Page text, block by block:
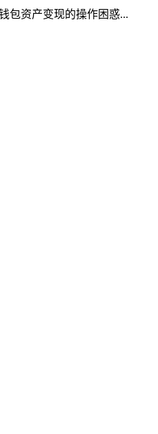
包资产变现的操作困惑...